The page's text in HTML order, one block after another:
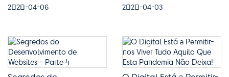
2020-04-06 2020-04-03